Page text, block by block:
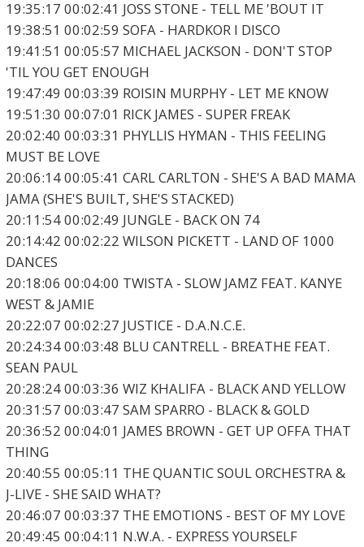
19:35:17 00:02:41 JOSS STONE - TELL ME 'BOUT IT
19:38:51 00:02:59 SOFA - HARDKOR I DISCO
19:41:51 00:05:57 MICHAEL JACKSON - DON'T STOP
'TIL YOU GET ENOUGH
19:47:49 00:03:39 ROISIN MURPHY - LET ME KNOW
19:51:30 00:07:01 RICK JAMES - SUPER FREAK
20:02:40 00:03:31 PHYLLIS HYMAN - THIS FEELING
MUST BE LOVE
20:06:14 00:05:41 CARL CARLTON - SHE'S A BAD MAMA
JAMA (SHE'S BUILT, SHE'S STACKED)
20:11:54 00:02:49 JUNGLE - BACK ON 74
20:14:42 00:02:22 WILSON PICKETT - LAND OF 1000
DANCES
20:18:06 00:04:00 TWISTA - SLOW JAMZ FEAT. KANYE
WEST & JAMIE
20:22:07 00:02:27 JUSTICE - D.A.N.C.E.
20:24:34 00:03:48 BLU CANTRELL - BREATHE FEAT.
SEAN PAUL
20:28:24 00:03:36 WIZ KHALIFA - BLACK AND YELLOW
20:31:57 00:03:47 SAM SPARRO - BLACK & GOLD
20:36:52 00:04:01 JAMES BROWN - GET UP OFFA THAT
THING
20:40:55 00:05:11 THE QUANTIC SOUL ORCHESTRA &
J-LIVE - SHE SAID WHAT?
20:46:07 00:03:37 THE EMOTIONS - BEST OF MY LOVE
20:49:45 00:04:11 N.W.A. - EXPRESS YOURSELF